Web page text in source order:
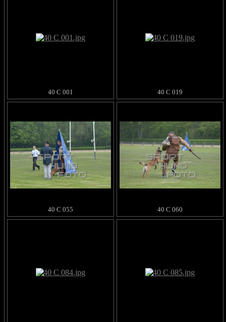
40 C 001 40 C 019
40 C 055 40 C 060